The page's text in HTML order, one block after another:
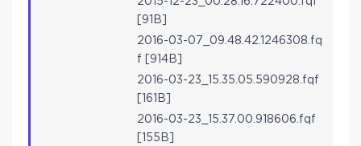
[91B]
2016-03-07_09.48.42.1246308.fq
f [914B]
2016-03-23_15.35.05.590928.fqf
[161B]
2016-03-23_15.37.00.918606.fqf
[155B]